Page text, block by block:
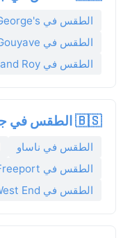
الطقس في Saint George's
الطقس في Gouyave
الطقس في Grand Roy
🇧🇸 الطقس في جزر البهاما
الطقس في ناساو
الطقس في Freeport
الطقس في West End